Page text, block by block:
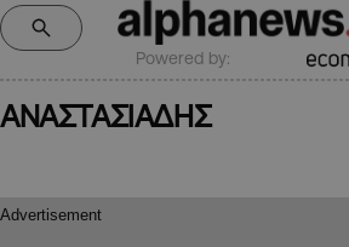
Powered by:
ΑΝΑΣΤΑΣΙΑΔΗΣ